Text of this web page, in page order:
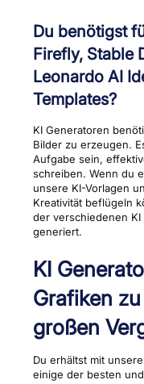
Du benötigst
Firefly, Stable
Leonardo AI
Templates?
KI Generatoren
Bilder zu erzeugen.
Aufgabe sein,
schreiben. Wenn du
unsere KI-Vorlagen
Kreativität beflügeln
der verschiedenen
generiert.
KI
Grafiken
großen
Du erhältst mit
einige der besten